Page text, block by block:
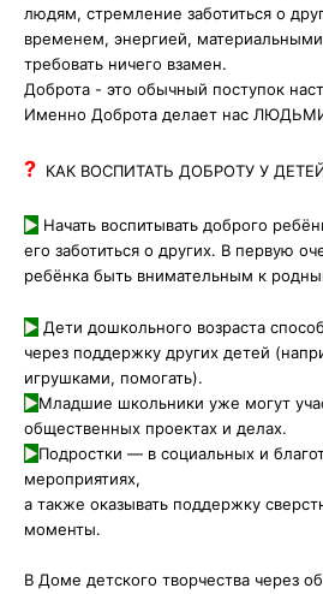
людям, стремление заботиться о
временем, энергией,
требовать ничего взамен.
Доброта - это обычный поступок
Именно Доброта делает нас
? КАК ВОСПИТАТЬ ДОБРОТУ У
► Начать воспитывать доброго
его заботиться о других. В первую
ребёнка быть внимательным к
► Дети дошкольного возраста
через поддержку других детей
игрушками, помогать).
►Младшие школьники уже могут
общественных проектах и делах.
►Подростки — в социальных и
мероприятиях,
а также оказывать поддержку
моменты.
В Доме детского творчества через